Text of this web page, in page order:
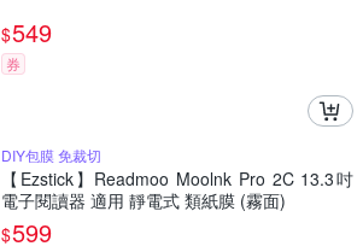
$549
券
DIY包膜 免裁切
【Ezstick】Readmoo Moolnk Pro 2C 13.3吋
電子閱讀器 適用 靜電式 類紙膜 (霧面)
$599